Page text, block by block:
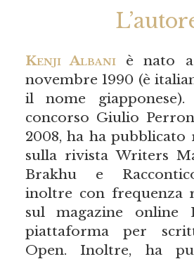
Kenji Albaniè nato a
novembre 1990 (è
il nome giapponese).
concorso Giulio
2008, ha ha pubblicato
sulla rivista Writers
Brakhu e
inoltre con frequenza
sul magazine online
piattaforma per
Open. Inoltre, ha